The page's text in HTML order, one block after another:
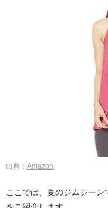
出典： Amazon
ここでは、夏のジムシー